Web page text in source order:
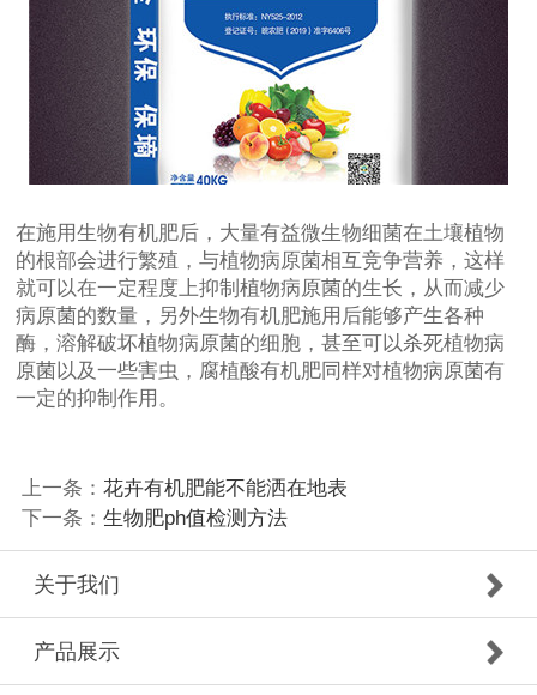
在施用生物有机肥后，大量有益微生物细菌在土壤植物
的根部会进行繁殖，与植物病原菌相互竞争营养，这样
就可以在一定程度上抑制植物病原菌的生长，从而减少
病原菌的数量，另外生物有机肥施用后能够产生各种
酶，溶解破坏植物病原菌的细胞，甚至可以杀死植物病
原菌以及一些害虫，腐植酸有机肥同样对植物病原菌有
一定的抑制作用。
上一条： 花卉有机肥能不能洒在地表
下一条： 生物肥ph值检测方法
关于我们
产品展示